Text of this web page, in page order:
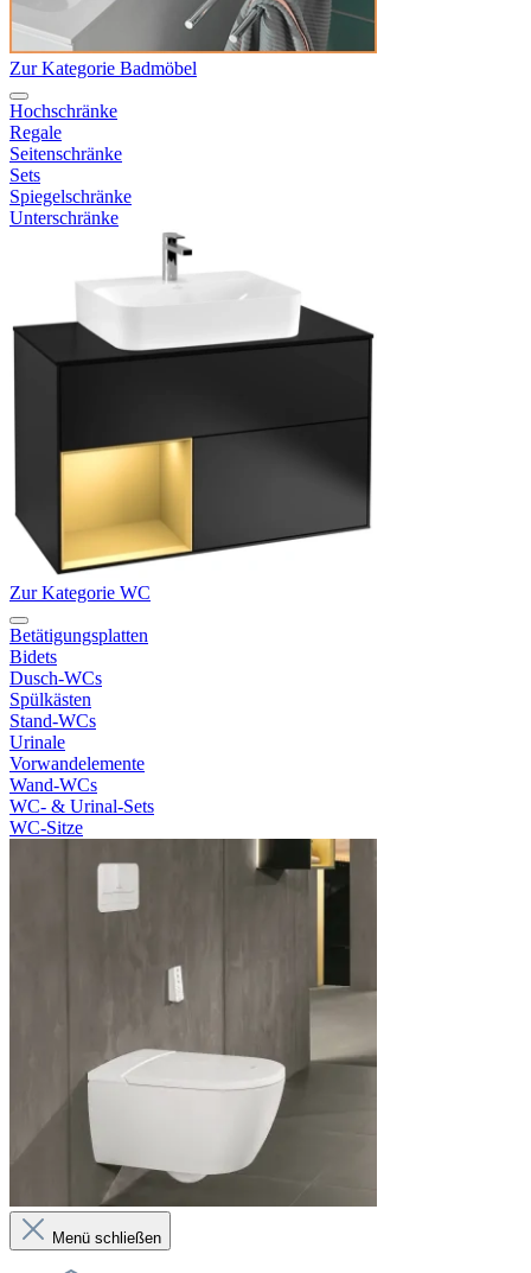
Zur Kategorie Badmöbel
Hochschränke
Regale
Seitenschränke
Sets
Spiegelschränke
Unterschränke
Zur Kategorie WC
Betätigungsplatten
Bidets
Dusch-WCs
Spülkästen
Stand-WCs
Urinale
Vorwandelemente
Wand-WCs
WC- & Urinal-Sets
WC-Sitze
Menü schließen